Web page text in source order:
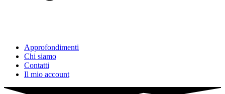
Approfondimenti
Chi siamo
Contatti
Il mio account